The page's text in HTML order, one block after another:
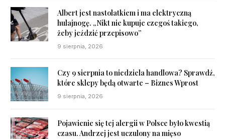
Albert jest nastolatkiem i ma elektryczną
hulajnogę. „Nikt nie kupuje czegoś takiego,
żeby jeździć przepisowo”
9 sierpnia, 2026
Czy 9 sierpnia to niedziela handlowa? Sprawdź,
które sklepy będą otwarte – Biznes Wprost
9 sierpnia, 2026
Pojawienie się tej alergii w Polsce było kwestią
czasu. Andrzej jest uczulony na mięso